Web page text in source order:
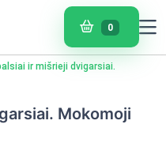
0
ir mišrieji dvigarsiai.
Mokomoji